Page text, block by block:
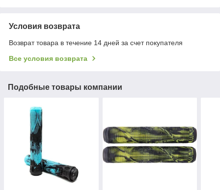
Условия возврата
Возврат товара в течение 14 дней за счет покупателя
Все условия возврата
Подобные товары компании